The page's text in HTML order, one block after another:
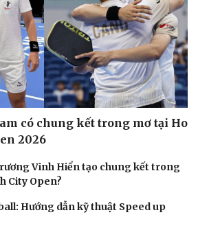
có chung kết trong mơ tại Ho
2026
Vinh Hiển tạo chung kết trong
City Open?
Hướng dẫn kỹ thuật Speed up